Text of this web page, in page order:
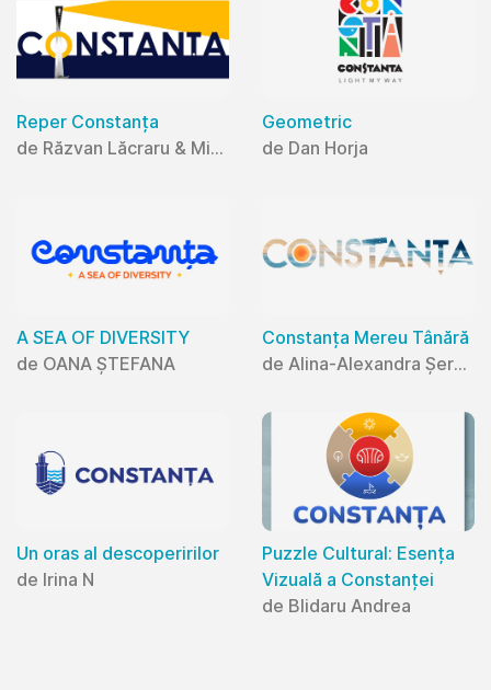
Reper Constanța
de Răzvan Lăcraru & Mihaela Lăcraru
Geometric
de Dan Horja
A SEA OF DIVERSITY
de OANA ȘTEFANA
Constanța Mereu Tânără
de Alina-Alexandra Șerban
Un oras al descoperirilor
de Irina N
Puzzle Cultural: Esența
Vizuală a Constanței
de Blidaru Andrea